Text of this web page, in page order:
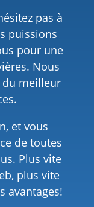
pas à
puissions
pour une
Nous
du meilleur
et vous
de toutes
Plus vite
plus vite
avantages!